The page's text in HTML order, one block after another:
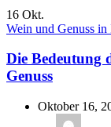
16 Okt.
Wein und Genuss in
Die Bedeutung
Genuss
Oktober 16,